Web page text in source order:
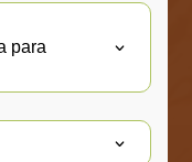
para